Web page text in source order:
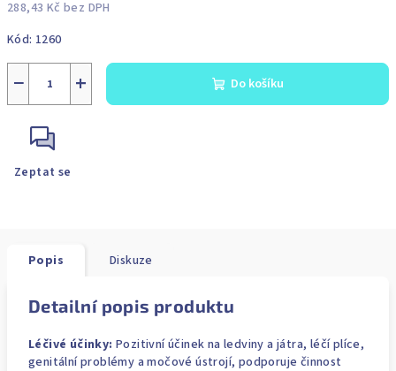
288,43 Kč bez DPH
cena:
Kód: 1260
+
− Do košíku
Zeptat se
Popis Diskuze
Detailní popis produktu
Léčivé účinky: Pozitivní účinek na ledviny a játra, léčí plíce,
genitální problémy a močové ústrojí, podporuje činnost